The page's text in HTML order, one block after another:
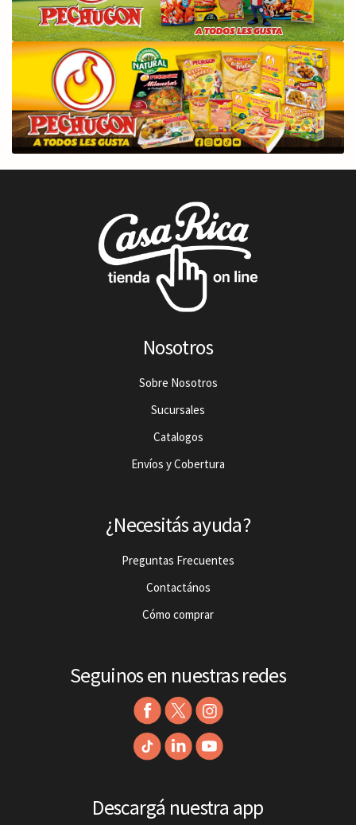
Nosotros
Sobre Nosotros
Sucursales
Catalogos
Envíos y Cobertura
¿Necesitás ayuda?
Preguntas Frecuentes
Contactános
Cómo comprar
Seguinos en nuestras redes
Descargá nuestra app